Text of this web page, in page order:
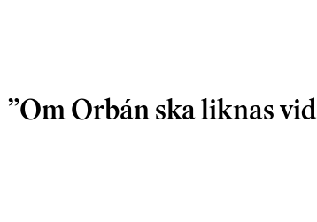
Om Orbán ska liknas